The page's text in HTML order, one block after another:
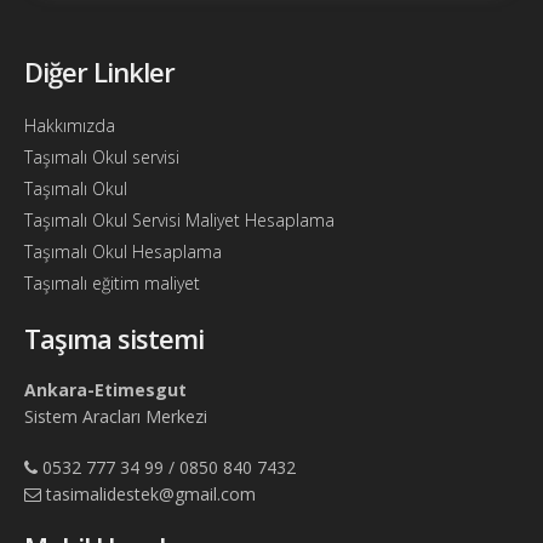
Bul
Ajandam
İletişim
Diğer Linkler
Hakkımızda
Taşımalı Okul servisi
Taşımalı Okul
Taşımalı Okul Servisi Maliyet Hesaplama
Taşımalı Okul Hesaplama
Taşımalı eğitim maliyet
Taşıma sistemi
Ankara-Etimesgut
Sistem Aracları Merkezi
0532 777 34 99 / 0850 840 7432
tasimalidestek@gmail.com